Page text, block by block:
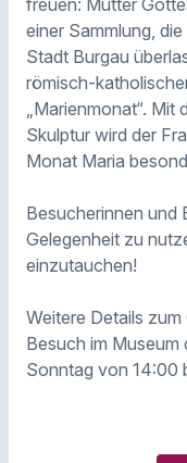
freuen: Mutter
einer Sammlung,
Stadt Burgau
römisch-
„Marienmonat“. Mit
Skulptur wird der
Monat Maria
Besucherinnen und
Gelegenheit zu
einzutauchen!
Weitere Details
Besuch im Museum
Sonntag von 14:00